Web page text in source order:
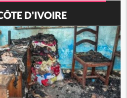
D'IVOIRE